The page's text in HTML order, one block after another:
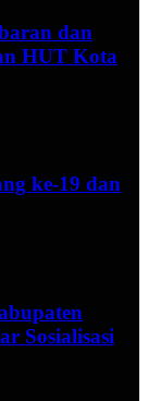
dan
HUT Kota
ke-19 dan
Sosialisasi